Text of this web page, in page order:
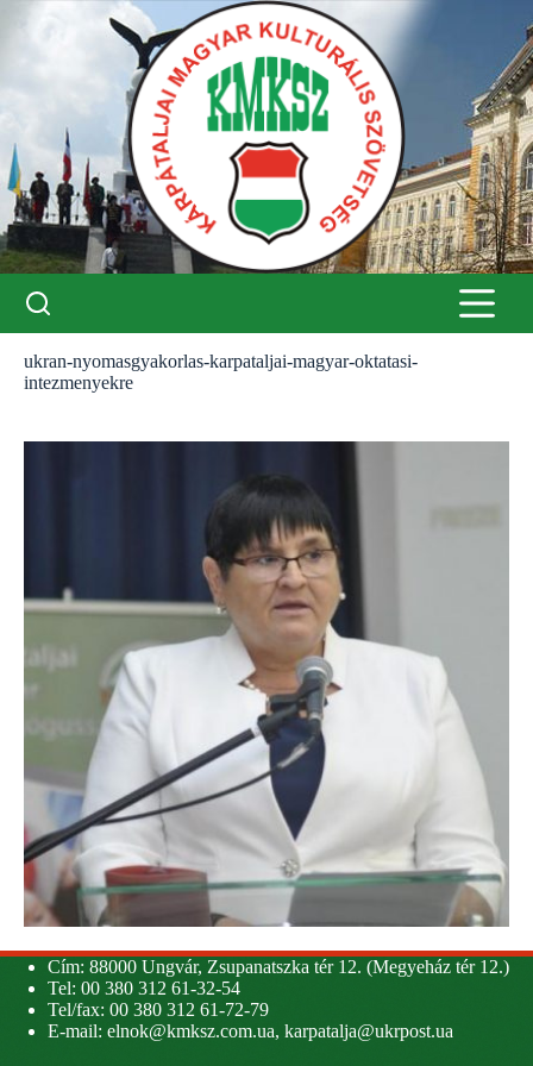
ukran-nyomasgyakorlas-karpataljai-magyar-oktatasi-
intezmenyekre
Cím: 88000 Ungvár, Zsupanatszka tér 12. (Megyeház tér 12.)
Tel: 00 380 312 61-32-54
Tel/fax: 00 380 312 61-72-79
E-mail: elnok@kmksz.com.ua, karpatalja@ukrpost.ua